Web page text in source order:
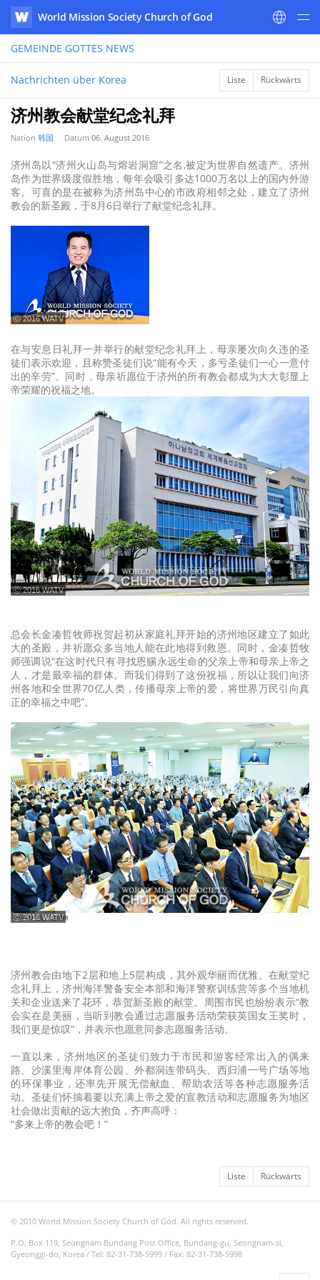
WATV
World Mission Society Church of God
GEMEINDE GOTTES NEWS
Nachrichten über Korea Liste Rückwärts
济州教会献堂纪念礼拜
Nation 韩国 Datum 06. August 2016
济州岛以“济州火山岛与熔岩洞窟”之名,被定为世界自然遗产。济州
岛作为世界级度假胜地，每年会吸引多达1000万名以上的国内外游
客。可喜的是在被称为济州岛中心的市政府相邻之处，建立了济州
教会的新圣殿，于8月6日举行了献堂纪念礼拜。
ⓒ 2016 WATV
在与安息日礼拜一并举行的献堂纪念礼拜上，母亲屡次向久违的圣
徒们表示欢迎，且称赞圣徒们说“能有今天，多亏圣徒们一心一意付
出的辛劳”。同时，母亲祈愿位于济州的所有教会都成为大大彰显上
帝荣耀的祝福之地。
ⓒ 2016 WATV
总会长金凑哲牧师祝贺起初从家庭礼拜开始的济州地区建立了如此
大的圣殿，并祈愿众多当地人能在此地得到救恩。同时，金凑哲牧
师强调说“在这时代只有寻找恩赐永远生命的父亲上帝和母亲上帝之
人，才是最幸福的群体。而我们得到了这份祝福，所以让我们向济
州各地和全世界70亿人类，传播母亲上帝的爱，将世界万民引向真
正的幸福之中吧”。
ⓒ 2016 WATV
济州教会由地下2层和地上5层构成，其外观华丽而优雅。在献堂纪
念礼拜上，济州海洋警备安全本部和海洋警察训练营等多个当地机
关和企业送来了花环，恭贺新圣殿的献堂。周围市民也纷纷表示“教
会实在是美丽，当听到教会通过志愿服务活动荣获英国女王奖时，
我们更是惊叹”，并表示也愿意同参志愿服务活动。
一直以来，济州地区的圣徒们致力于市民和游客经常出入的偶来
路、沙溪里海岸体育公园、外都洞连带码头、西归浦一号广场等地
的环保事业，还率先开展无偿献血、帮助农活等各种志愿服务活
动。圣徒们怀揣着要以充满上帝之爱的宣教活动和志愿服务为地区
社会做出贡献的远大抱负，齐声高呼：
“多来上帝的教会吧！”
Liste Rückwärts
© 2010 World Mission Society Church of God. All rights reserved.
P.O. Box 119, Seongnam Bundang Post Office, Bundang-gu, Seongnam-si,
Gyeonggi-do, Korea / Tel: 82-31-738-5999 / Fax: 82-31-738-5998